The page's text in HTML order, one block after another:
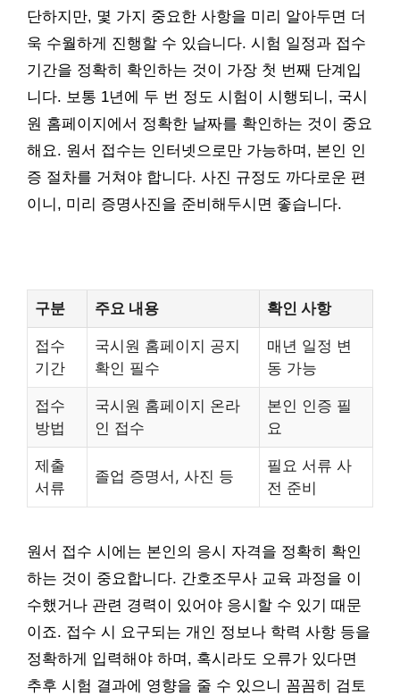
단하지만, 몇 가지 중요한 사항을 미리 알아두면 더
욱 수월하게 진행할 수 있습니다. 시험 일정과 접수
기간을 정확히 확인하는 것이 가장 첫 번째 단계입
니다. 보통 1년에 두 번 정도 시험이 시행되니, 국시
원 홈페이지에서 정확한 날짜를 확인하는 것이 중요
해요. 원서 접수는 인터넷으로만 가능하며, 본인 인
증 절차를 거쳐야 합니다. 사진 규정도 까다로운 편
이니, 미리 증명사진을 준비해두시면 좋습니다.
구분 주요 내용 확인 사항
접수
기간
국시원 홈페이지 공지
확인 필수
매년 일정 변
동 가능
접수
방법
국시원 홈페이지 온라
인 접수
본인 인증 필
요
제출
서류
졸업 증명서, 사진 등
필요 서류 사
전 준비
원서 접수 시에는 본인의 응시 자격을 정확히 확인
하는 것이 중요합니다. 간호조무사 교육 과정을 이
수했거나 관련 경력이 있어야 응시할 수 있기 때문
이죠. 접수 시 요구되는 개인 정보나 학력 사항 등을
정확하게 입력해야 하며, 혹시라도 오류가 있다면
추후 시험 결과에 영향을 줄 수 있으니 꼼꼼히 검토